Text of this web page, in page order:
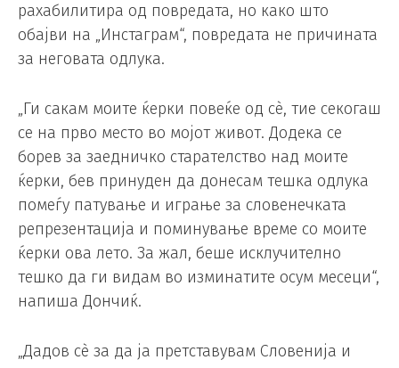
рахабилитира од повредата, но како што
обајви на „Инстаграм“, повредата не причината
за неговата одлука.
„Ги сакам моите ќерки повеќе од сè, тие секогаш
се на прво место во мојот живот. Додека се
борев за заедничко старателство над моите
ќерки, бев принуден да донесам тешка одлука
помеѓу патување и играње за словенечката
репрезентација и поминување време со моите
ќерки ова лето. За жал, беше исклучително
тешко да ги видам во изминатите осум месеци“,
напиша Дончиќ.
„Дадов сè за да ја претставувам Словенија и